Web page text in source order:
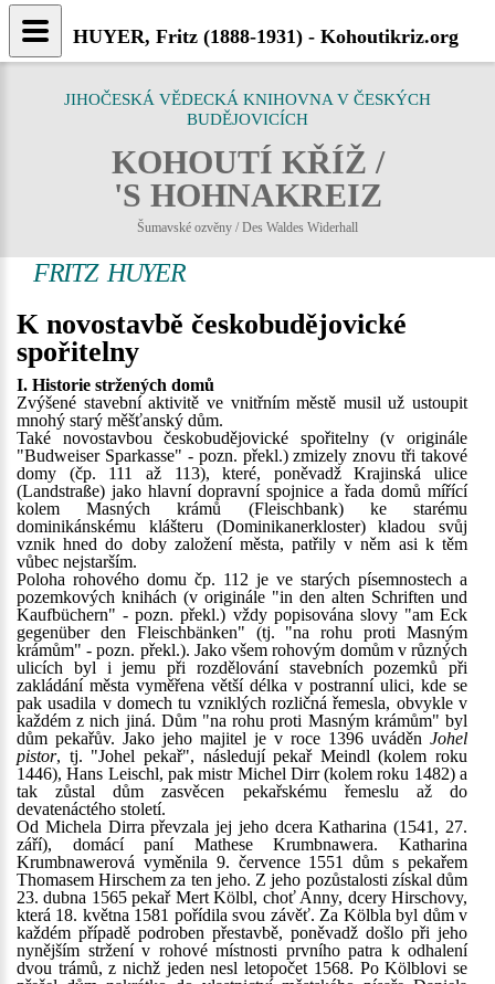
JIHOČESKÁ VĚDECKÁ KNIHOVNA V ČESKÝCH
BUDĚJOVICÍCH
KOHOUTÍ KŘÍŽ /
'S HOHNAKREIZ
Šumavské ozvěny / Des Waldes Widerhall
FRITZ HUYER
K novostavbě českobudějovické
spořitelny
I. Historie stržených domů
Zvýšené stavební aktivitě ve vnitřním městě musil už ustoupit
mnohý starý měšťanský dům.
Také novostavbou českobudějovické spořitelny (v originále
"Budweiser Sparkasse" - pozn. překl.) zmizely znovu tři takové
domy (čp. 111 až 113), které, poněvadž Krajinská ulice
(Landstraße) jako hlavní dopravní spojnice a řada domů mířící
kolem Masných krámů (Fleischbank) ke starému
dominikánskému klášteru (Dominikanerkloster) kladou svůj
vznik hned do doby založení města, patřily v něm asi k těm
vůbec nejstarším.
Poloha rohového domu čp. 112 je ve starých písemnostech a
pozemkových knihách (v originále "in den alten Schriften und
Kaufbüchern" - pozn. překl.) vždy popisována slovy "am Eck
gegenüber den Fleischbänken" (tj. "na rohu proti Masným
krámům" - pozn. překl.). Jako všem rohovým domům v různých
ulicích byl i jemu při rozdělování stavebních pozemků při
zakládání města vyměřena větší délka v postranní ulici, kde se
pak usadila v domech tu vzniklých rozličná řemesla, obvykle v
každém z nich jiná. Dům "na rohu proti Masným krámům" byl
dům pekařův. Jako jeho majitel je v roce 1396 uváděn Johel
pistor, tj. "Johel pekař", následují pekař Meindl (kolem roku
1446), Hans Leischl, pak mistr Michel Dirr (kolem roku 1482) a
tak zůstal dům zasvěcen pekařskému řemeslu až do
devatenáctého století.
Od Michela Dirra převzala jej jeho dcera Katharina (1541, 27.
září), domácí paní Mathese Krumbnawera. Katharina
Krumbnawerová vyměnila 9. července 1551 dům s pekařem
Thomasem Hirschem za ten jeho. Z jeho pozůstalosti získal dům
23. dubna 1565 pekař Mert Kölbl, choť Anny, dcery Hirschovy,
která 18. května 1581 pořídila svou závěť. Za Kölbla byl dům v
každém případě podroben přestavbě, poněvadž došlo při jeho
nynějším stržení v rohové místnosti prvního patra k odhalení
dvou trámů, z nichž jeden nesl letopočet 1568. Po Kölblovi se
HUYER, Fritz (1888-1931) - Kohoutikriz.org